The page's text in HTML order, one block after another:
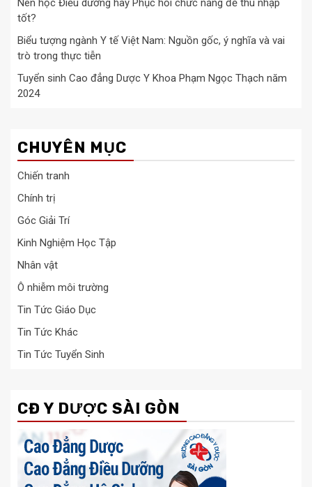
Nên học Điều dưỡng hay Phục hồi chức năng để thu nhập
tốt?
Biểu tượng ngành Y tế Việt Nam: Nguồn gốc, ý nghĩa và vai
trò trong thực tiễn
Tuyển sinh Cao đẳng Dược Y Khoa Phạm Ngọc Thạch năm
2024
CHUYÊN MỤC
Chiến tranh
Chính trị
Góc Giải Trí
Kinh Nghiệm Học Tập
Nhân vật
Ô nhiễm môi trường
Tin Tức Giáo Dục
Tin Tức Khác
Tin Tức Tuyển Sinh
CĐ Y DƯỢC SÀI GÒN